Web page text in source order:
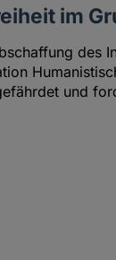
im
des
und